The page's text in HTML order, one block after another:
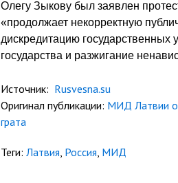
Олегу Зыкову был заявлен
«продолжает некорректную
дискредитацию государственных
государства и разжигание
Источник: Rusvesna.su
Оригинал публикации: МИД Латвии
грата
Теги: Латвия, Россия, МИД